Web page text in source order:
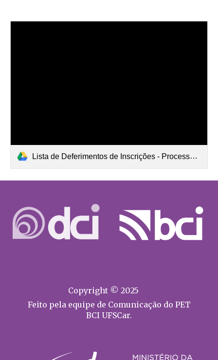
Lista de Deferimentos de Inscrições - Processo Seletivo Discente PET BCI 2025.pdf
Copyright © 2025
Feito pela equipe de Comunicação do PET
BCI UFSCar.